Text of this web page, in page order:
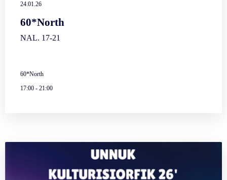
24.01.26
60*North
NAL. 17-21
60*North
17:00 - 21:00